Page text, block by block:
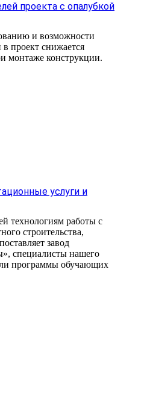
проекта с опалубкой
и возможности
в проект снижается
монтаже конструкции.
услуги и
технологиям работы с
строительства,
завод
специалисты нашего
программы обучающих